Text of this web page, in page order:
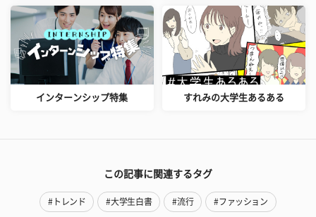
インターンシップ特集 すれみの大学生あるある
この記事に関連するタグ
#トレンド #大学生白書 #流行 #ファッション